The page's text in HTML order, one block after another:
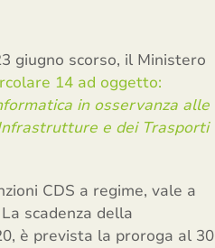
giugno scorso, il Ministero
14 ad oggetto:
in osservanza alle
e dei Trasporti
CDS a regime, vale a
scadenza della
è prevista la proroga al 30